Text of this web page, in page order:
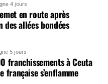
4 jours
en route après
des allées bondées
5 jours
franchissements à Ceuta
française s’enflamme